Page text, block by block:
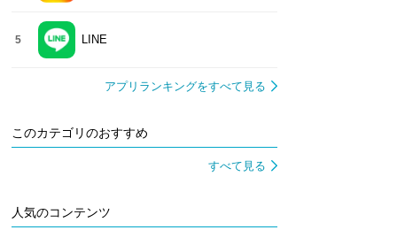
5 LINE
アプリランキングをすべて見る
このカテゴリのおすすめ
すべて見る
人気のコンテンツ